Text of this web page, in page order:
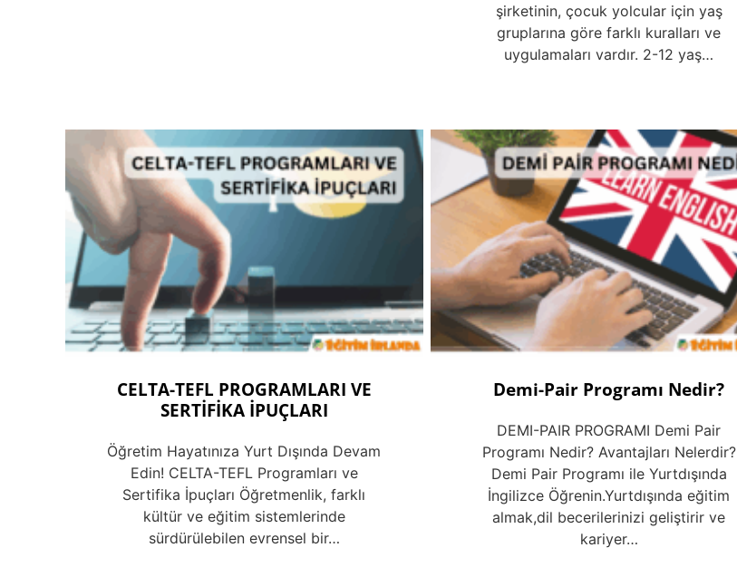
şirketinin, çocuk yolcular için yaş
gruplarına göre farklı kuralları ve
uygulamaları vardır. 2-12 yaş…
CELTA-TEFL PROGRAMLARI VE
SERTİFİKA İPUÇLARI
Öğretim Hayatınıza Yurt Dışında Devam
Edin! CELTA-TEFL Programları ve
Sertifika İpuçları Öğretmenlik, farklı
kültür ve eğitim sistemlerinde
sürdürülebilen evrensel bir…
Demi-Pair Programı Nedir?
DEMI-PAIR PROGRAMI Demi Pair
Programı Nedir? Avantajları Nelerdir?
Demi Pair Programı ile Yurtdışında
İngilizce Öğrenin.Yurtdışında eğitim
almak,dil becerilerinizi geliştirir ve
kariyer…